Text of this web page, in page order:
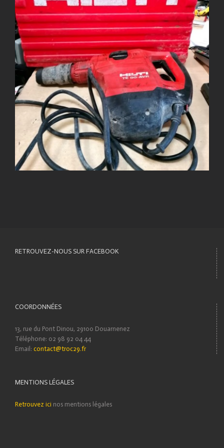
RETROUVEZ-NOUS SUR FACEBOOK
COORDONNÉES
13, rue du Pont Dinou, 29100 Douarnenez
Téléphone: 02 98 92 04 44
Email: contact@troc29.fr
MENTIONS LÉGALES
Retrouvez ici nos mentions légales